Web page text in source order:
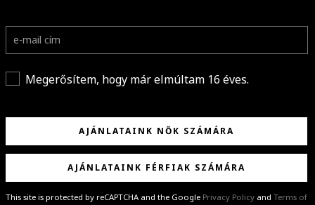
Megerősítem, hogy már elmúltam 16 éves.
AJÁNLATAINK NŐK SZÁMÁRA
AJÁNLATAINK FÉRFIAK SZÁMÁRA
This site is protected by reCAPTCHA and the Google Privacy Policy and Terms of